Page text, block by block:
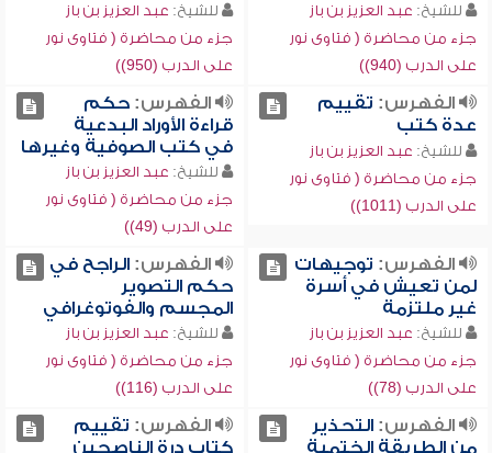
للشيخ: عبد العزيز بن باز
جزء من محاضرة ( فتاوى نور
على الدرب (940))
للشيخ: عبد العزيز بن باز
جزء من محاضرة ( فتاوى نور
على الدرب (950))
الفهرس: تقييم
عدة كتب
للشيخ: عبد العزيز بن باز
جزء من محاضرة ( فتاوى نور
على الدرب (1011))
الفهرس:حكم
قراءة الأوراد البدعية
في كتب الصوفية وغيرها
للشيخ: عبد العزيز بن باز
جزء من محاضرة ( فتاوى نور
على الدرب (49))
الفهرس: توجيهات
لمن تعيش في أسرة
غير ملتزمة
للشيخ: عبد العزيز بن باز
جزء من محاضرة ( فتاوى نور
على الدرب (78))
الفهرس:الراجح في
حكم التصوير
المجسم والفوتوغرافي
للشيخ: عبد العزيز بن باز
جزء من محاضرة ( فتاوى نور
على الدرب (116))
الفهرس:التحذير
من الطريقة الختمية
الفهرس: تقييم
كتاب درة الناصحين